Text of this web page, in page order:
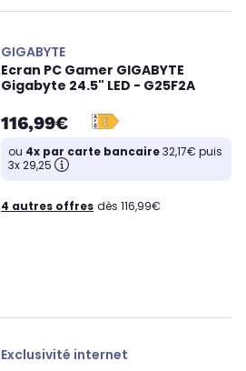
GIGABYTE
Ecran PC Gamer GIGABYTE
Gigabyte 24.5" LED - G25F2A
116,99€
ou 4x par carte bancaire32,17€ puis
3x 29,25
4 autres offres dès 116,99€
Exclusivité internet